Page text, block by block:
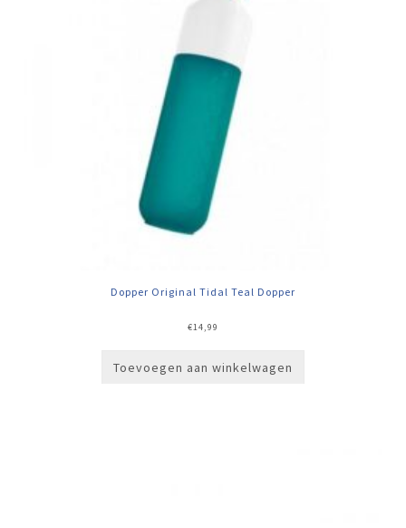
Dopper Original Tidal Teal Dopper
€14,99
Toevoegen aan winkelwagen